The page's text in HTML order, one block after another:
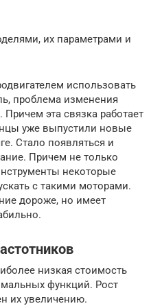
их параметрами и
использовать
проблема изменения
Причем эта связка работает
уже выпустили новые
Стало появляться и
Причем не только
некоторые
с такими моторами.
дороже, но имеет
низкая стоимость
функций. Рост
их увеличению.